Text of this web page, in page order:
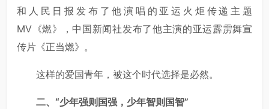
和人民日报发布了他演唱的亚运火炬传递主题
MV《燃》，中国新闻社发布了他主演的亚运霹雳舞宣
传片《正当燃》。
这样的爱国青年，被这个时代选择是必然。
二、“少年强则国强，少年智则国智”